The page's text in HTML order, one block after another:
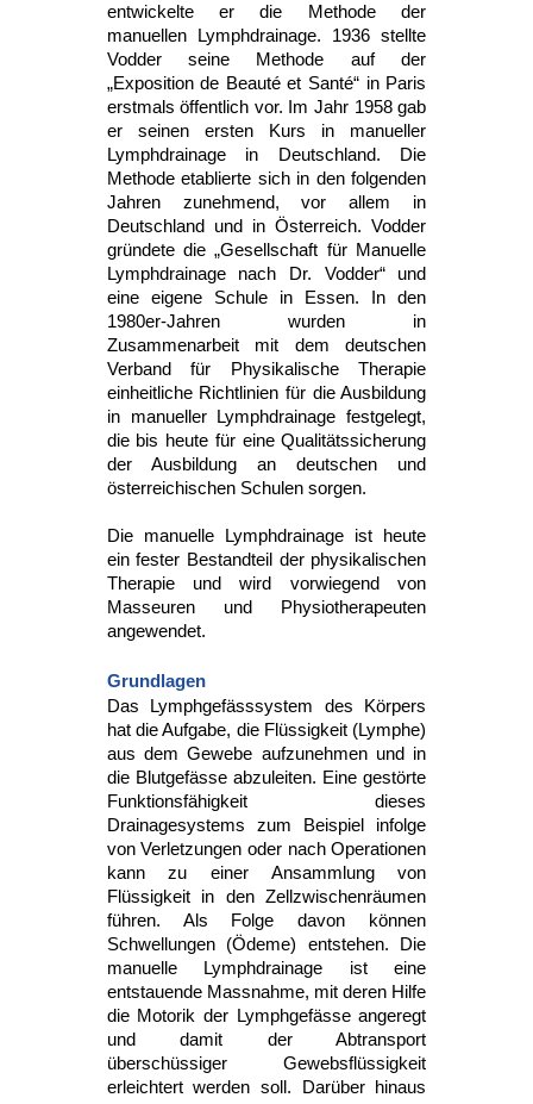
entwickelte er die Methode der
manuellen Lymphdrainage. 1936 stellte
Vodder seine Methode auf der
„Exposition de Beauté et Santé“ in Paris
erstmals öffentlich vor. Im Jahr 1958 gab
er seinen ersten Kurs in manueller
Lymphdrainage in Deutschland. Die
Methode etablierte sich in den folgenden
Jahren zunehmend, vor allem in
Deutschland und in Österreich. Vodder
gründete die „Gesellschaft für Manuelle
Lymphdrainage nach Dr. Vodder“ und
eine eigene Schule in Essen. In den
1980er-Jahren wurden in
Zusammenarbeit mit dem deutschen
Verband für Physikalische Therapie
einheitliche Richtlinien für die Ausbildung
in manueller Lymphdrainage festgelegt,
die bis heute für eine Qualitätssicherung
der Ausbildung an deutschen und
österreichischen Schulen sorgen.
Die manuelle Lymphdrainage ist heute
ein fester Bestandteil der physikalischen
Therapie und wird vorwiegend von
Masseuren und Physiotherapeuten
angewendet.
Grundlagen
Das Lymphgefässsystem des Körpers
hat die Aufgabe, die Flüssigkeit (Lymphe)
aus dem Gewebe aufzunehmen und in
die Blutgefässe abzuleiten. Eine gestörte
Funktionsfähigkeit dieses
Drainagesystems zum Beispiel infolge
von Verletzungen oder nach Operationen
kann zu einer Ansammlung von
Flüssigkeit in den Zellzwischenräumen
führen. Als Folge davon können
Schwellungen (Ödeme) entstehen. Die
manuelle Lymphdrainage ist eine
entstauende Massnahme, mit deren Hilfe
die Motorik der Lymphgefässe angeregt
und damit der Abtransport
überschüssiger Gewebsflüssigkeit
erleichtert werden soll. Darüber hinaus